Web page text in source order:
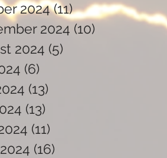
2024 (11)11 Beiträge
2024 (10) 10 Beiträge
2024 (5)
(6)
(13)
(13)
(11)
(16)